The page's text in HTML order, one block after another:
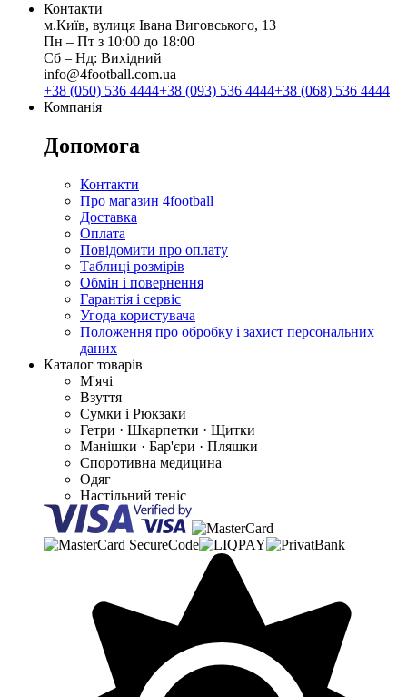
Контакти
м.Київ, вулиця Івана Виговського, 13
Пн ‒ Пт з 10:00 до 18:00
Сб ‒ Нд: Вихідний
info@4football.com.ua
+38 (050) 536 4444+38 (093) 536 4444+38 (068) 536 4444
Компанія
Допомога
Контакти
Про магазин 4football
Доставка
Оплата
Повідомити про оплату
Таблиці розмірів
Обмін і повернення
Гарантія і сервіс
Угода користувача
Положення про обробку і захист персональних
даних
Каталог товарів
М'ячі
Взуття
Сумки і Рюкзаки
Гетри · Шкарпетки · Щитки
Манішки · Бар'єри · Пляшки
Споротивна медицина
Одяг
Настільний теніс